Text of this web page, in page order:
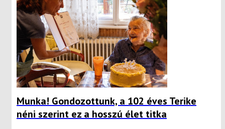
Munka! Gondozottunk, a 102 éves Terike
néni szerint ez a hosszú élet titka